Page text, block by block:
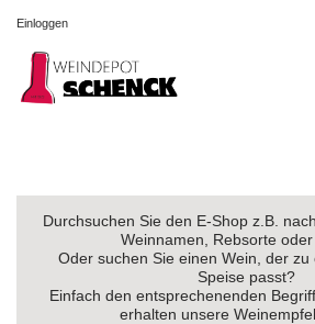
Einloggen
Durchsuchen Sie den E-Shop z.B.
Weinnamen, Rebsorte oder
Oder suchen Sie einen Wein, der zu
Speise passt?
Einfach den entsprechenenden
erhalten unsere